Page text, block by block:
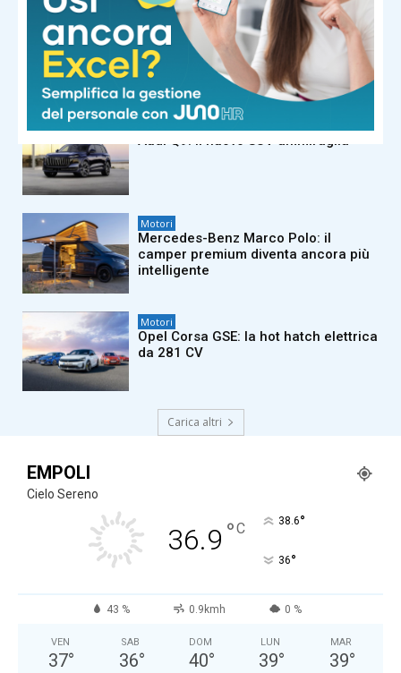
Motori
FIAT Professional Ducato festeggia
45 anni di innovazione e leadership
Audi Q9: il nuovo SUV ammiraglia
Motori
Mercedes-Benz Marco Polo: il
camper premium diventa ancora più
intelligente
Motori
Opel Corsa GSE: la hot hatch elettrica
da 281 CV
Carica altri
EMPOLI
Cielo Sereno
36.9 °C 38.6°
36°
43 % 0.9kmh 0 %
VEN
37°
SAB
36°
DOM
40°
LUN
39°
MAR
39°